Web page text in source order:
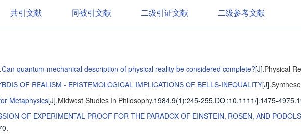
共引文献 同被引文献 二级引证文献 二级参考文献
.Can quantum-mechanical description of physical reality be considered complete?[J].Physical
OF REALISM - EPISTEMOLOGICAL IMPLICATIONS OF BELLS-INEQUALITY[J].Synthese
Metaphysics[J].Midwest Studies In Philosophy,1984,9(1):245-255.DOI:10.1111/j.1475-
OF EXPERIMENTAL PROOF FOR THE PARADOX OF EINSTEIN, ROSEN, AND